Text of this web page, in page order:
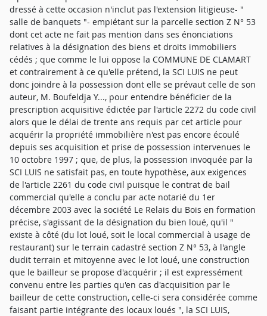
dressé à cette occasion n'inclut pas l'extension litigieuse- "
salle de banquets "- empiétant sur la parcelle section Z N° 53
dont cet acte ne fait pas mention dans ses énonciations
relatives à la désignation des biens et droits immobiliers
cédés ; que comme le lui oppose la COMMUNE DE CLAMART
et contrairement à ce qu'elle prétend, la SCI LUIS ne peut
donc joindre à la possession dont elle se prévaut celle de son
auteur, M. Boufeldja Y..., pour entendre bénéficier de la
prescription acquisitive édictée par l'article 2272 du code civil
alors que le délai de trente ans requis par cet article pour
acquérir la propriété immobilière n'est pas encore écoulé
depuis ses acquisition et prise de possession intervenues le
10 octobre 1997 ; que, de plus, la possession invoquée par la
SCI LUIS ne satisfait pas, en toute hypothèse, aux exigences
de l'article 2261 du code civil puisque le contrat de bail
commercial qu'elle a conclu par acte notarié du 1er
décembre 2003 avec la société Le Relais du Bois en formation
précise, s'agissant de la désignation du bien loué, qu'il "
existe à côté (du lot loué, soit le local commercial à usage de
restaurant) sur le terrain cadastré section Z N° 53, à l'angle
dudit terrain et mitoyenne avec le lot loué, une construction
que le bailleur se propose d'acquérir ; il est expressément
convenu entre les parties qu'en cas d'acquisition par le
bailleur de cette construction, celle-ci sera considérée comme
faisant partie intégrante des locaux loués ", la SCI LUIS,